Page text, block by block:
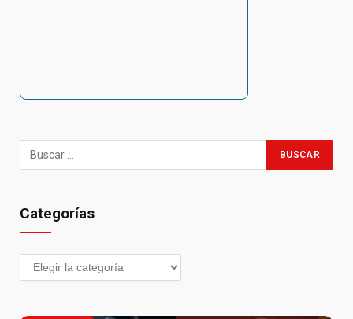
Categorías